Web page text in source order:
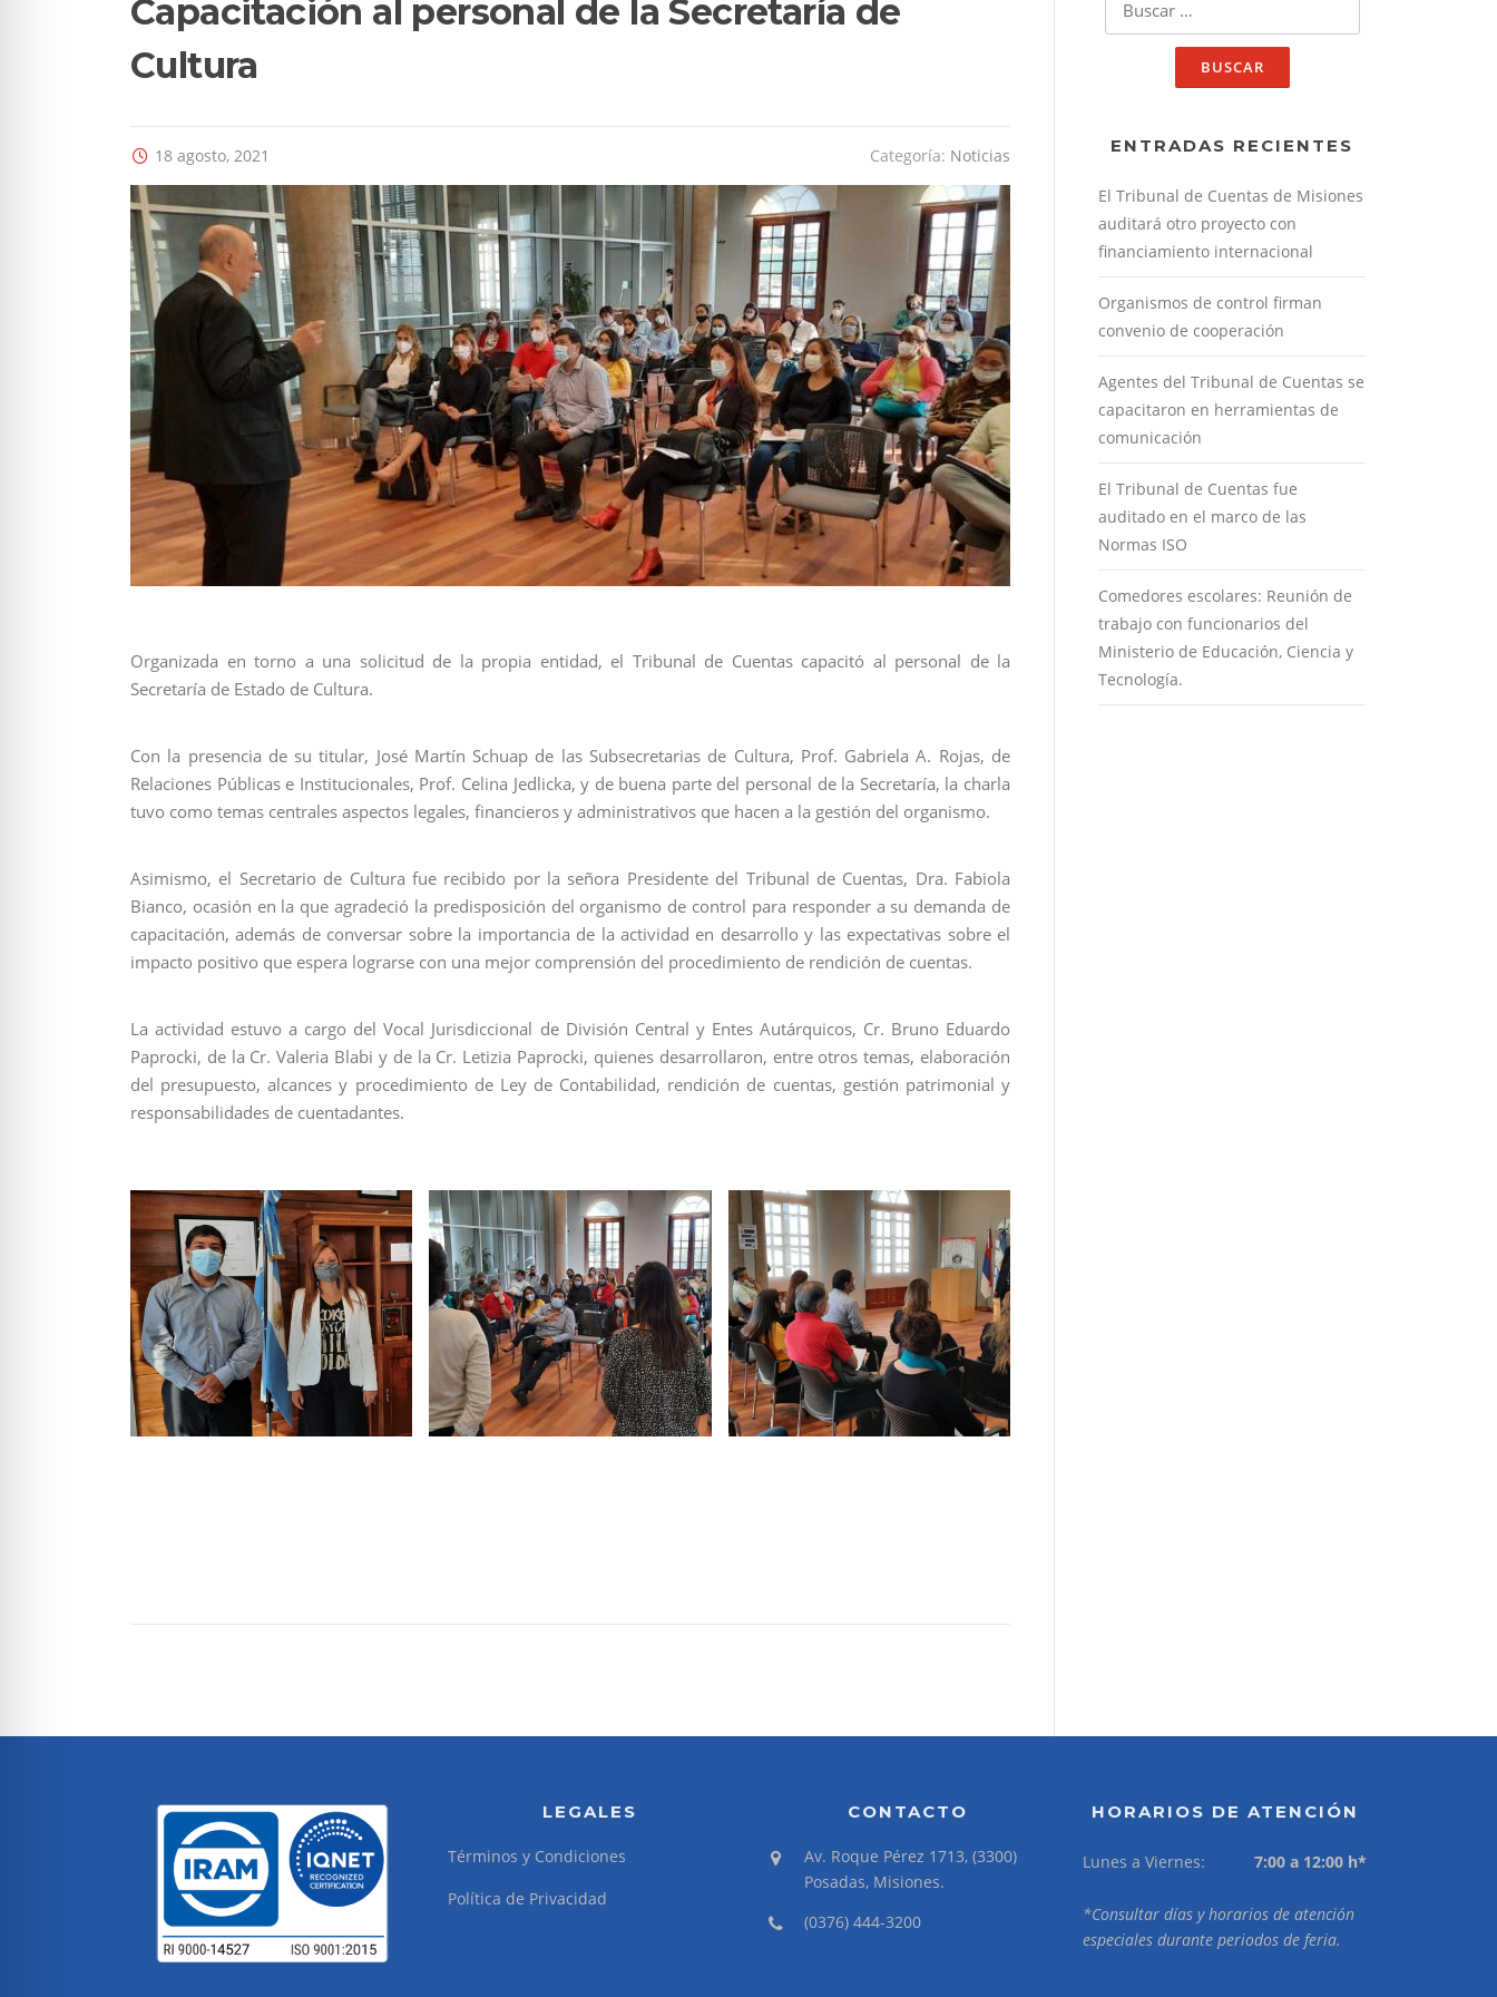
Capacitación al personal de la Secretaría de
Cultura
18 agosto, 2021 Categoría: Noticias
Organizada en torno a una solicitud de la propia entidad, el Tribunal de Cuentas capacitó al personal de la
Secretaría de Estado de Cultura.
Con la presencia de su titular, José Martín Schuap de las Subsecretarias de Cultura, Prof. Gabriela A. Rojas, de
Relaciones Públicas e Institucionales, Prof. Celina Jedlicka, y de buena parte del personal de la Secretaría, la charla
tuvo como temas centrales aspectos legales, financieros y administrativos que hacen a la gestión del organismo.
Asimismo, el Secretario de Cultura fue recibido por la señora Presidente del Tribunal de Cuentas, Dra. Fabiola
Bianco, ocasión en la que agradeció la predisposición del organismo de control para responder a su demanda de
capacitación, además de conversar sobre la importancia de la actividad en desarrollo y las expectativas sobre el
impacto positivo que espera lograrse con una mejor comprensión del procedimiento de rendición de cuentas.
La actividad estuvo a cargo del Vocal Jurisdiccional de División Central y Entes Autárquicos, Cr. Bruno Eduardo
Paprocki, de la Cr. Valeria Blabi y de la Cr. Letizia Paprocki, quienes desarrollaron, entre otros temas, elaboración
del presupuesto, alcances y procedimiento de Ley de Contabilidad, rendición de cuentas, gestión patrimonial y
responsabilidades de cuentadantes.
ENTRADAS RECIENTES
El Tribunal de Cuentas de Misiones
auditará otro proyecto con
financiamiento internacional
Organismos de control firman
convenio de cooperación
Agentes del Tribunal de Cuentas se
capacitaron en herramientas de
comunicación
El Tribunal de Cuentas fue
auditado en el marco de las
Normas ISO
Comedores escolares: Reunión de
trabajo con funcionarios del
Ministerio de Educación, Ciencia y
Tecnología.
LEGALES
Términos y Condiciones
Política de Privacidad
CONTACTO
Av. Roque Pérez 1713, (3300)
Posadas, Misiones.
(0376) 444-3200
HORARIOS DE ATENCIÓN
Lunes a Viernes: 7:00 a 12:00 h*
*Consultar días y horarios de atención
especiales durante periodos de feria.